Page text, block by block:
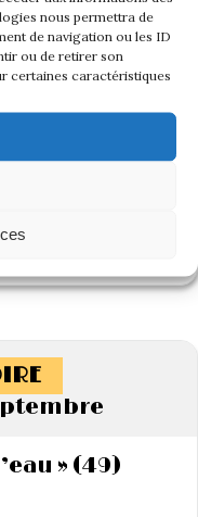
nous permettra de
de navigation ou les ID
ou de retirer son
certaines caractéristiques
» (49)